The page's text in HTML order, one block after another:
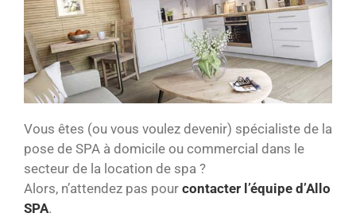
Vous êtes (ou vous voulez devenir) spécialiste de la
pose de SPA à domicile ou commercial dans le
secteur de la location de spa ?
Alors, n’attendez pas pour contacter l’équipe d’Allo
SPA.